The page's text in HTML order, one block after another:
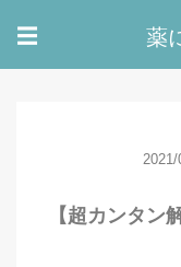
☰ 薬
2021/
【超カンタン